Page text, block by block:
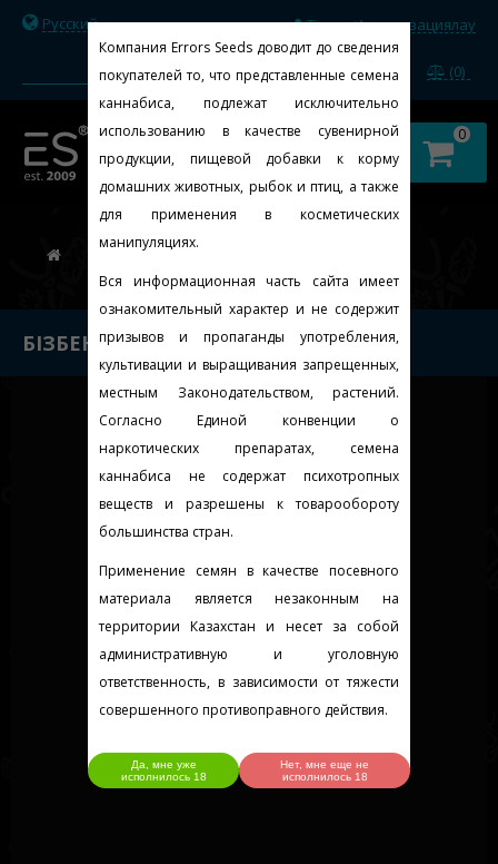
Русский
(0)
Тіркеу/Авторизациялау
0
Компания Errors Seeds доводит до сведения
покупателей то, что представленные семена
каннабиса, подлежат исключительно
использованию в качестве сувенирной
продукции, пищевой добавки к корму
домашних животных, рыбок и птиц, а также
для применения в косметических
манипуляциях.
Вся информационная часть сайта имеет
ознакомительный характер и не содержит
призывов и пропаганды употребления,
культивации и выращивания запрещенных,
местным Законодательством, растений.
Согласно Единой конвенции о
наркотических препаратах, семена
каннабиса не содержат психотропных
веществ и разрешены к товарообороту
большинства стран.
Применение семян в качестве посевного
материала является незаконным на
территории Казахстан и несет за собой
административную и уголовную
ответственность, в зависимости от тяжести
совершенного противоправного действия.
Да, мне уже
исполнилось 18
Нет, мне еще не
исполнилось 18
бізбен
БІЗБЕН